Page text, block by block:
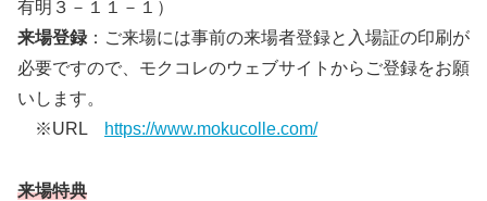
有明３－１１－１）
来場登録 ：ご来場には事前の来場者登録と入場証の印刷が
必要ですので、モクコレのウェブサイトからご登録をお願
いします。
※URL
https://www.mokucolle.com/
来場特典